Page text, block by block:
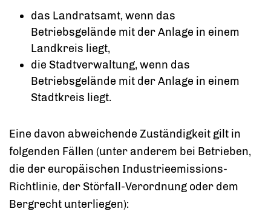
das Landratsamt, wenn das
Betriebsgelände mit der Anlage in einem
Landkreis liegt,
die Stadtverwaltung, wenn das
Betriebsgelände mit der Anlage in einem
Stadtkreis liegt.
Eine davon abweichende Zuständigkeit gilt in
folgenden Fällen (unter anderem bei Betrieben,
die der europäischen Industrieemissions-
Richtlinie, der Störfall-Verordnung oder dem
Bergrecht unterliegen):